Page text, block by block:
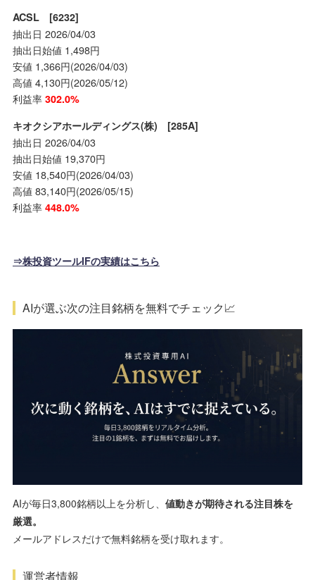
ACSL [6232]
抽出日 2026/04/03
抽出日始値 1,498円
安値 1,366円(2026/04/03)
高値 4,130円(2026/05/12)
利益率 302.0%
キオクシアホールディングス(株) [285A]
抽出日 2026/04/03
抽出日始値 19,370円
安値 18,540円(2026/04/03)
高値 83,140円(2026/05/15)
利益率 448.0%
⇒株投資ツールIFの実績はこちら
AIが選ぶ次の注目銘柄を無料でチェック📈
AIが毎日3,800銘柄以上を分析し、 値動きが期待される注目株を
厳選。
メールアドレスだけで無料銘柄を受け取れます。
運営者情報